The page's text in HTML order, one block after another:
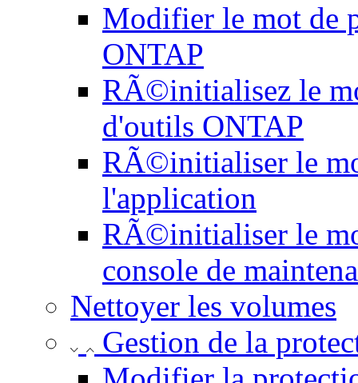
Modifier le mot de
ONTAP
RÃ©initialisez le
d'outils ONTAP
RÃ©initialiser le
l'application
RÃ©initialiser le
console de
Nettoyer les volumes
Gestion de la